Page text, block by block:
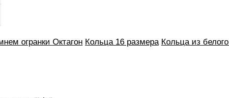
огранки Октагон Кольца 16 размера Кольца из